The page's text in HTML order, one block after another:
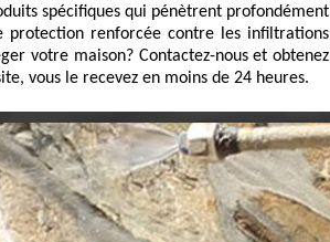
spécifiques qui pénètrent profondément
protection renforcée contre les infiltrations
votre maison? Contactez-nous et obtenez
vous le recevez en moins de 24 heures.